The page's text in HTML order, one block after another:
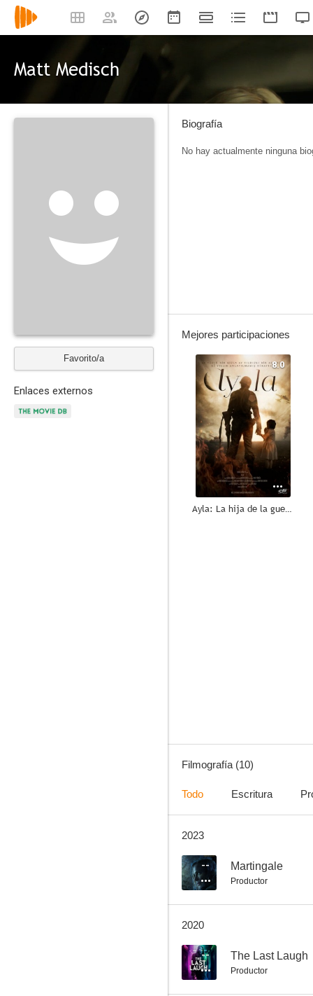
Matt Medisch
Favorito/a
Enlaces externos
Biografía
No hay actualmente ninguna
Mejores participaciones
8.0
Ayla: La hija de la guerra
--
Filmografía (10)
Todo Escritura
2023
-- Martingale
Productor
2020
-- The Last Laugh
Productor